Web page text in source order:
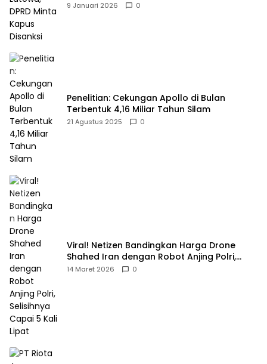
9 Januari 2026 0
Penelitian: Cekungan Apollo di Bulan
Terbentuk 4,16 Miliar Tahun Silam
21 Agustus 2025 0
Viral! Netizen Bandingkan Harga Drone
Shahed Iran dengan Robot Anjing Polri,
Selisihnya Capai 5 Kali Lipat
14 Maret 2026 0